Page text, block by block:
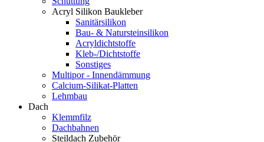
Acryl Silikon Baukleber
Sanitärsilikon
Bau- & Natursteinsilikon
Acryldichtstoffe
Kleb-/Dichtstoffe
Sonstiges
Multipor - Innendämmung
Calcium-Silikat-Platten
Lehmbau
Dach
Klemmfilz
Dachbahnen
Steildach Zubehör